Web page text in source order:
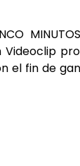
el fin de